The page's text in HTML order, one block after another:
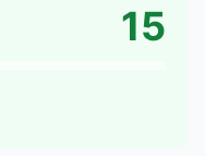
15